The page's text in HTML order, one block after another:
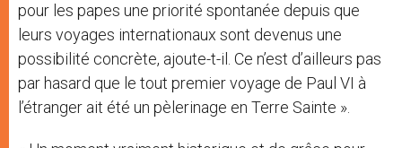
pour les papes une priorité spontanée depuis que
leurs voyages internationaux sont devenus une
possibilité concrète, ajoute-t-il. Ce n’est d’ailleurs pas
par hasard que le tout premier voyage de Paul VI à
l’étranger ait été un pèlerinage en Terre Sainte ».